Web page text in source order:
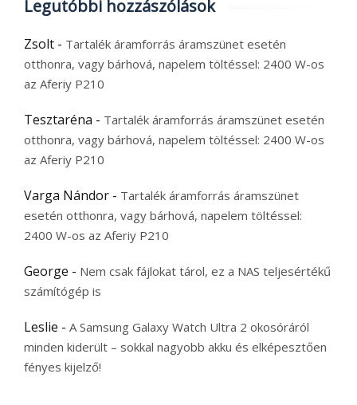
Legutóbbi hozzászólások
Zsolt - Tartalék áramforrás áramszünet esetén
otthonra, vagy bárhová, napelem töltéssel: 2400 W-os
az Aferiy P210
Tesztaréna - Tartalék áramforrás áramszünet esetén
otthonra, vagy bárhová, napelem töltéssel: 2400 W-os
az Aferiy P210
Varga Nándor - Tartalék áramforrás áramszünet
esetén otthonra, vagy bárhová, napelem töltéssel:
2400 W-os az Aferiy P210
George - Nem csak fájlokat tárol, ez a NAS teljesértékű
számítógép is
Leslie - A Samsung Galaxy Watch Ultra 2 okosóráról
minden kiderült – sokkal nagyobb akku és elképesztően
fényes kijelző!